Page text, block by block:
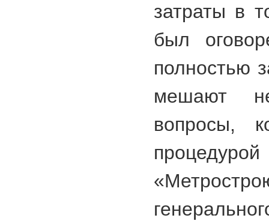
затраты в
был
полностью
мешают
вопросы,